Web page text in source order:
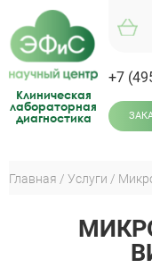
navigation
Клиническая
лабораторная
диагностика
+7
Главная Услуги